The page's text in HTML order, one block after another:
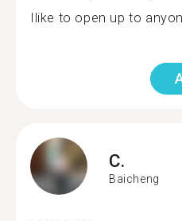
Ilike to open up to
C.
Baicheng